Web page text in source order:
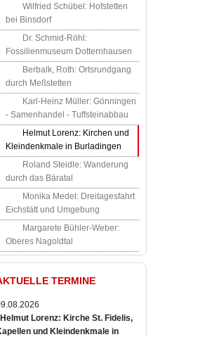
Wilfried Schübel: Hofstetten
bei Binsdorf
Dr. Schmid-Röhl:
Fossilienmuseum Dotternhausen
Berbalk, Roth: Ortsrundgang
durch Meßstetten
Karl-Heinz Müller: Gönningen
- Samenhandel - Tuffsteinabbau
Helmut Lorenz: Kirchen und
Kleindenkmale in Burladingen
Roland Steidle: Wanderung
durch das Bäratal
Monika Medel: Dreitagesfahrt
Eichstätt und Umgebung
Margarete Bühler-Weber:
Oberes Nagoldtal
TERMINE
Lorenz: Kirche St. Fidelis,
und Kleindenkmale in